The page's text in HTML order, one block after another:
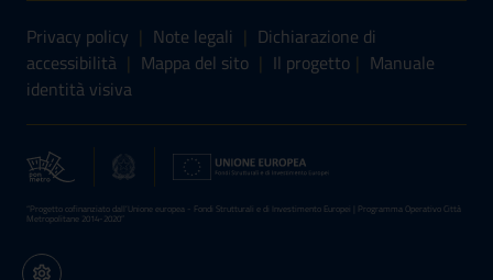
Sezione Link Utili
Privacy policy | Note legali | Dichiarazione di
accessibilità | Mappa del sito | Il progetto | Manuale
identità visiva
“Progetto cofinanziato dall’Unione europea - Fondi Strutturali e di Investimento Europei | Programma Operativo Città
Metropolitane 2014-2020”
Impostazioni cookie